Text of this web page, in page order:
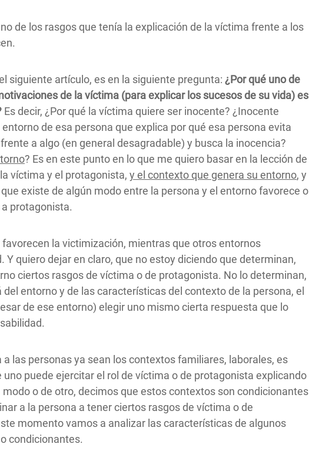
de los rasgos que tenía la explicación de la víctima frente a los
siguiente artículo, es en la siguiente pregunta: ¿Por qué uno de
de la víctima (para explicar los sucesos de su vida) es
Es decir, ¿Por qué la víctima quiere ser inocente? ¿Inocente
de esa persona que explica por qué esa persona evita
a algo (en general desagradable) y busca la inocencia?
? Es en este punto en lo que me quiero basar en la lección de
víctima y el protagonista, y el contexto que genera su entorno, y
existe de algún modo entre la persona y el entorno favorece o
protagonista.
la victimización, mientras que otros entornos
Y quiero dejar en claro, que no estoy diciendo que determinan,
ciertos rasgos de víctima o de protagonista. No lo determinan,
entorno y de las características del contexto de la persona, el
de ese entorno) elegir uno mismo cierta respuesta que lo
a las personas ya sean los contextos familiares, laborales, es
puede ejercitar el rol de víctima o de protagonista explicando
modo o de otro, decimos que estos contextos son condicionantes
a la persona a tener ciertos rasgos de víctima o de
momento vamos a analizar las características de algunos
condicionantes.